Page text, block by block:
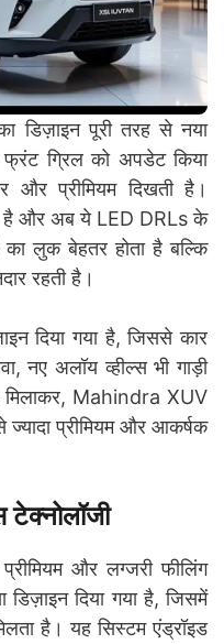
पूरी तरह से नया
ग्रिल को अपडेट किया
प्रीमियम दिखती है।
है और अब ये LED DRLs के
लुक बेहतर होता है बल्कि
रहती है।
दिया गया है, जिससे कार
नए अलॉय व्हील्स भी गाड़ी
Mahindra XUV
प्रीमियम और आकर्षक
टेक्नोलॉजी
और लग्जरी फीलिंग
डिज़ाइन दिया गया है, जिसमें
है। यह सिस्टम एंड्रॉइड